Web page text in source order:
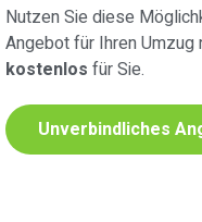
Nutzen Sie diese
Angebot für Ihren Umzug
kostenlos für Sie.
Unverbindliches